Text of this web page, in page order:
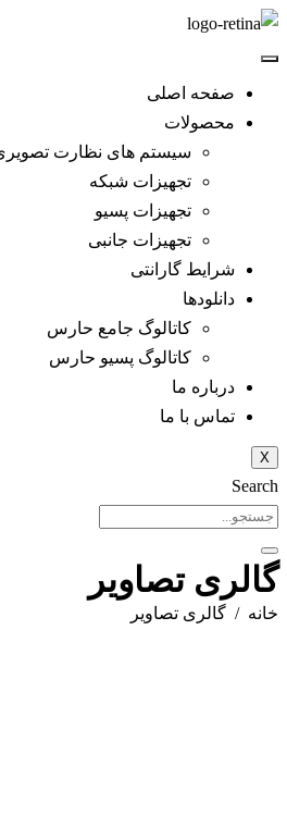
صفحه اصلی
محصولات
سیستم های نظارت تصویری
تجهیزات شبکه
تجهیزات پسیو
تجهیزات جانبی
شرایط گارانتی
دانلود‌ها
کاتالوگ جامع حارس
کاتالوگ پسیو حارس
درباره ما
تماس با ما
X
Search
گالری تصاویر
خانه گالری تصاویر